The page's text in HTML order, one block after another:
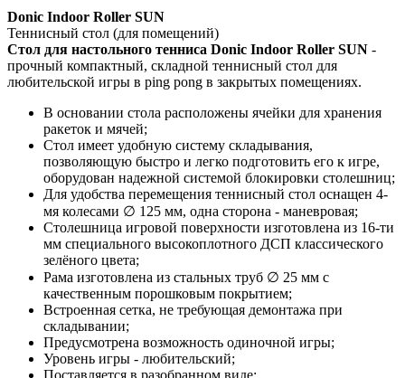
Donic Indoor Roller SUN
Теннисный стол (для помещений)
Стол для настольного тенниса Donic Indoor Roller SUN -
прочный компактный, складной теннисный стол для
любительской игры в ping pong в закрытых помещениях.
В основании стола расположены ячейки для хранения
ракеток и мячей;
Стол имеет удобную систему складывания,
позволяющую быстро и легко подготовить его к игре,
оборудован надежной системой блокировки столешниц;
Для удобства перемещения теннисный стол оснащен 4-
мя колесами ∅ 125 мм, одна сторона - маневровая;
Столешница игровой поверхности изготовлена из 16-ти
мм специального высокоплотного ДСП классического
зелёного цвета;
Рама изготовлена из стальных труб ∅ 25 мм с
качественным порошковым покрытием;
Встроенная сетка, не требующая демонтажа при
складывании;
Предусмотрена возможность одиночной игры;
Уровень игры - любительский;
Поставляется в разобранном виде;